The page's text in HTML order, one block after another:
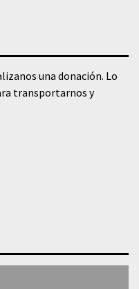
una donación. Lo
transportarnos y